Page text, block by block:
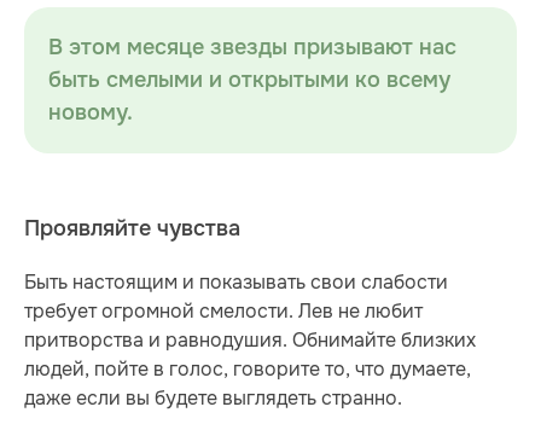
В этом месяце звезды призывают нас
быть смелыми и открытыми ко всему
новому.
Проявляйте чувства
Быть настоящим и показывать свои слабости
требует огромной смелости. Лев не любит
притворства и равнодушия. Обнимайте близких
людей, пойте в голос, говорите то, что думаете,
даже если вы будете выглядеть странно.